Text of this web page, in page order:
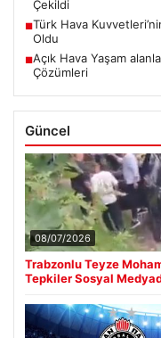
Çekildi
■Türk Hava
Oldu
■Açık Hava Yaşam
Çözümleri
Güncel
08/07/2026
Trabzonlu Teyze
Tepkiler Sosyal